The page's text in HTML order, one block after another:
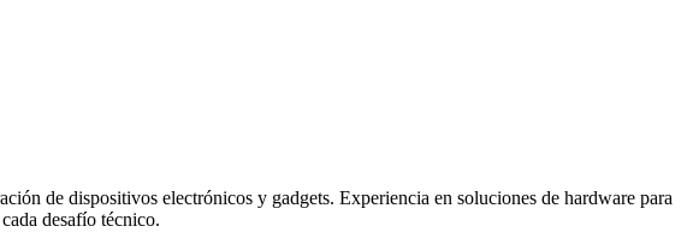
de dispositivos electrónicos y gadgets. Experiencia en soluciones de hardware para
desafío técnico.